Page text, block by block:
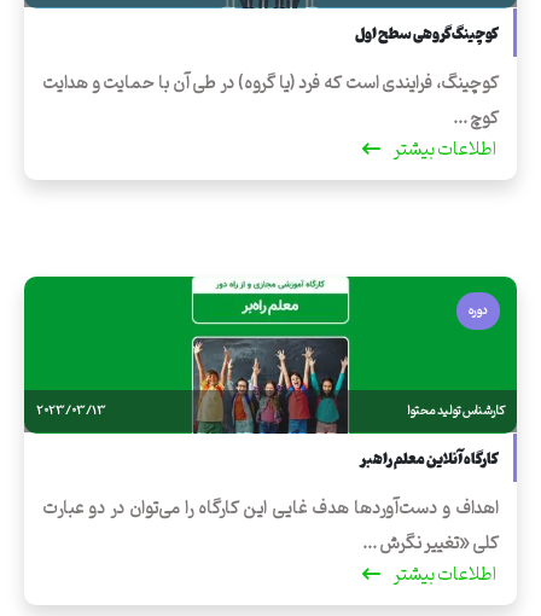
کوچینگ گروهی سطح اول
کوچینگ، فرایندی است که فرد (یا گروه) در طی آن با حمایت و هدایت
کوچ ...
اطلاعات بیشتر
دوره
کارشناس تولید محتوا 2023/03/13
کارگاه آنلاین معلم راهبر
اهداف و دست‌آوردها هدف غایی این کارگاه را می‌توان در دو عبارت
کلی «تغییر نگرش ...
اطلاعات بیشتر